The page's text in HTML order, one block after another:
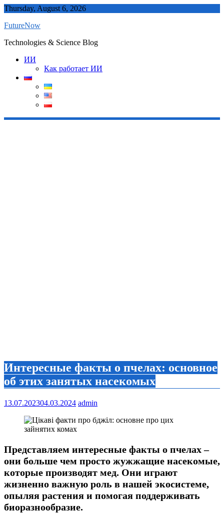
Skip
content
Thursday, August 6, 2026
FutureNow
Technologies & Science Blog
ИИ
Как работает ИИ
Интересные факты о пчелах: основное
об этих занятых насекомых
13.07.202304.03.2024 admin
Представляем интересные факты о пчелах –
они больше чем просто жужжащие насекомые,
которые производят мед. Они играют
жизненно важную роль в нашей экосистеме,
опыляя растения и помогая поддерживать
биоразнообразие.